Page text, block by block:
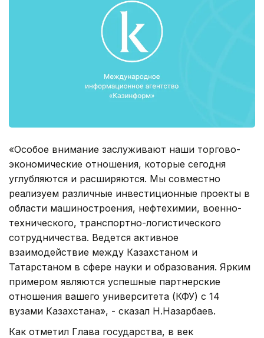
«Особое внимание заслуживают наши торгово-
экономические отношения, которые сегодня
углубляются и расширяются. Мы совместно
реализуем различные инвестиционные проекты в
области машиностроения, нефтехимии, военно-
технического, транспортно-логистического
сотрудничества. Ведется активное
взаимодействие между Казахстаном и
Татарстаном в сфере науки и образования. Ярким
примером являются успешные партнерские
отношения вашего университета (КФУ) с 14
вузами Казахстана», - сказал Н.Назарбаев.
Как отметил Глава государства, в век